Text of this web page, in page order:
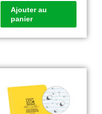
Ajouter au
panier